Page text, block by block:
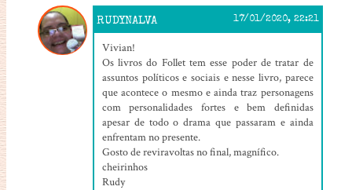
RUDYNALVA 17/01/2020, 22:21
Vivian!
Os livros do Follet tem esse poder de tratar de
assuntos políticos e sociais e nesse livro, parece
que acontece o mesmo e ainda traz personagens
com personalidades fortes e bem definidas
apesar de todo o drama que passaram e ainda
enfrentam no presente.
Gosto de reviravoltas no final, magnífico.
cheirinhos
Rudy